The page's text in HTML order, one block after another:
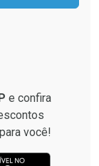
e confira
você!